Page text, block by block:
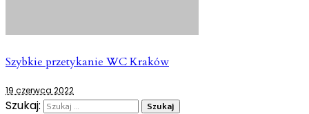
Szybkie przetykanie WC Kraków
19 czerwca 2022
Szukaj: